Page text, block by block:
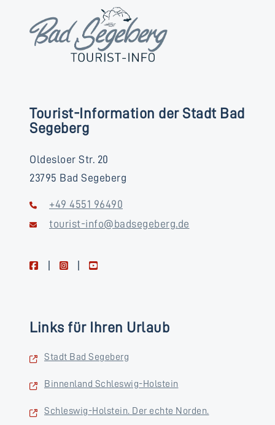
Tourist-Information der Stadt Bad
Segeberg
Oldesloer Str. 20
23795 Bad Segeberg
+49 4551 96490
tourist-info@badsegeberg.de
facebookinstagramyoutube
Links für Ihren Urlaub
Stadt Bad Segeberg
Binnenland Schleswig-Holstein
Schleswig-Holstein. Der echte Norden.